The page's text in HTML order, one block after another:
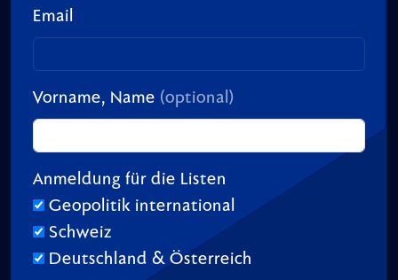
Email
Vorname, Name (optional)
Anmeldung für die Listen
Geopolitik international
Schweiz
Deutschland & Österreich